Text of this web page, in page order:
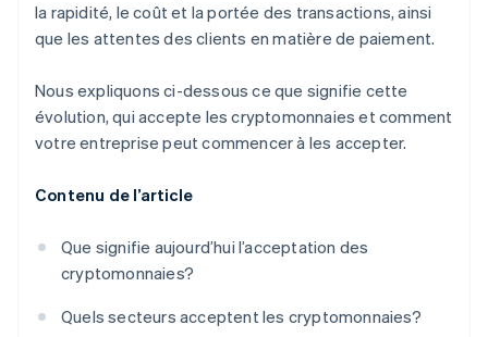
la rapidité, le coût et la portée des transactions, ainsi
que les attentes des clients en matière de paiement.
Nous expliquons ci-dessous ce que signifie cette
évolution, qui accepte les cryptomonnaies et comment
votre entreprise peut commencer à les accepter.
Contenu de l’article
Que signifie aujourd’hui l’acceptation des
cryptomonnaies?
Quels secteurs acceptent les cryptomonnaies?